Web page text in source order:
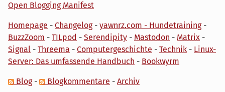
Open Blogging Manifest
Homepage - Changelog- yawnrz.com - Hundetraining-
BuzzZoom - TILpod - Serendipity - Mastodon - Matrix -
Signal - Threema - Computergeschichte - Technik - Linux-
Server: Das umfassende Handbuch - Bookwyrm
Blog- Blogkommentare - Archiv